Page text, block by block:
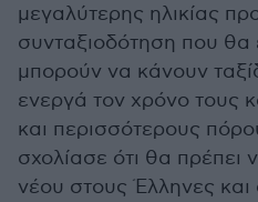
μεγαλύτερης ηλικίας
συνταξιοδότηση που θα
μπορούν να κάνουν
ενεργά τον χρόνο τους
και περισσότερους
σχολίασε ότι θα πρέπει
νέου στους Έλληνες και